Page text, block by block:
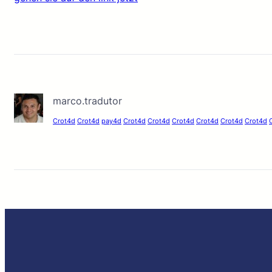
marco.tradutor
Crot4d Crot4d pay4d Crot4d Crot4d Crot4d Crot4d Crot4d Crot4d